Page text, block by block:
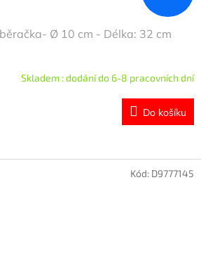
Ø 10 cm - Délka: 32 cm
Skladem : dodání do 6-8 pracovních dní
Do košíku
Kód: D9777145